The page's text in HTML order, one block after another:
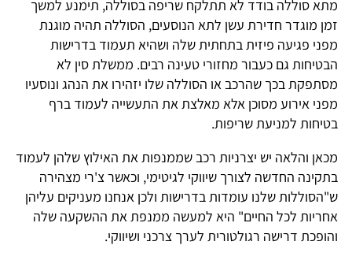
מתא סוללה בודד לא תתלקח שריפה בסוללה, תימנע למשך
זמן מוגדר חדירת עשן לתא הנוסעים, הסוללה תהיה מוגנת
מפני פגיעה פיזית בתחתית שלה ושהיא תעמוד בדרישות
הבטיחות גם כעבור מחזורי טעינה רבים. ממשלת סין לא
מסתפקת בכך שהרכב או הסוללה שלו יזהירו את הנהג ונוסעיו
מפני אירוע מסוכן אלא מאלצת את התעשייה לעמוד ברף
בטיחות למניעת שריפות.
מכאן והלאה יש יצרניות רכב שממנפות את האילוץ שלהן לעמוד
בתקינה החדשה לצורך שיווקי לגיטימי, וכאשר צ'רי מצהירה
ש"הסוללות שלנו עומדות בדרישות ולכן אנחנו מעניקים עליהן
אחריות לכל החיים" היא למעשה ממנפת את ההשקעה שלה
והופכת דרישה רגולטורית לערך צרכני ושיווקי.